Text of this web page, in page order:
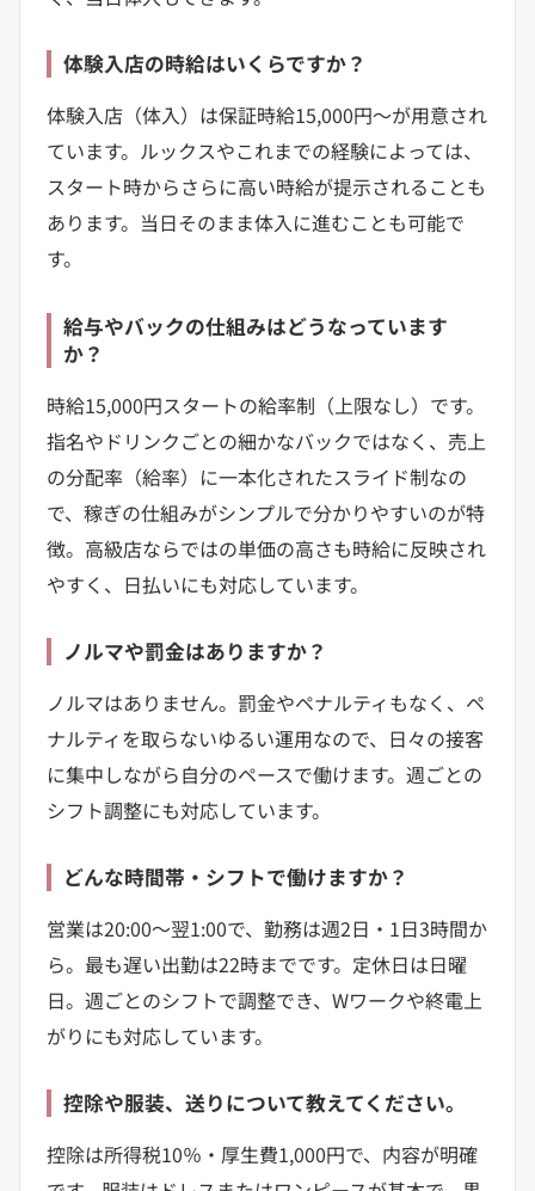
体験入店の時給はいくらですか？
体験入店（体入）は保証時給15,000円〜が用意され
ています。ルックスやこれまでの経験によっては、
スタート時からさらに高い時給が提示されることも
あります。当日そのまま体入に進むことも可能で
す。
給与やバックの仕組みはどうなっています
か？
時給15,000円スタートの給率制（上限なし）です。
指名やドリンクごとの細かなバックではなく、売上
の分配率（給率）に一本化されたスライド制なの
で、稼ぎの仕組みがシンプルで分かりやすいのが特
徴。高級店ならではの単価の高さも時給に反映され
やすく、日払いにも対応しています。
ノルマや罰金はありますか？
ノルマはありません。罰金やペナルティもなく、ペ
ナルティを取らないゆるい運用なので、日々の接客
に集中しながら自分のペースで働けます。週ごとの
シフト調整にも対応しています。
どんな時間帯・シフトで働けますか？
営業は20:00〜翌1:00で、勤務は週2日・1日3時間か
ら。最も遅い出勤は22時までです。定休日は日曜
日。週ごとのシフトで調整でき、Wワークや終電上
がりにも対応しています。
控除や服装、送りについて教えてください。
控除は所得税10％・厚生費1,000円で、内容が明確